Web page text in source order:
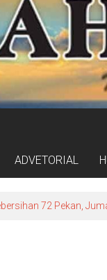
ADVETORIAL
72 Pekan,